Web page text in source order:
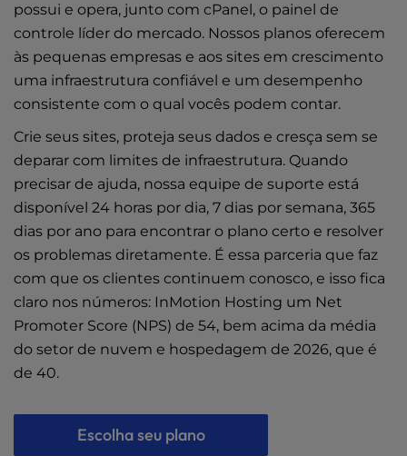
possui e opera, junto com cPanel, o painel de
controle líder do mercado. Nossos planos oferecem
às pequenas empresas e aos sites em crescimento
uma infraestrutura confiável e um desempenho
consistente com o qual vocês podem contar.
Crie seus sites, proteja seus dados e cresça sem se
deparar com limites de infraestrutura. Quando
precisar de ajuda, nossa equipe de suporte está
disponível 24 horas por dia, 7 dias por semana, 365
dias por ano para encontrar o plano certo e resolver
os problemas diretamente. É essa parceria que faz
com que os clientes continuem conosco, e isso fica
claro nos números: InMotion Hosting um Net
Promoter Score (NPS) de 54, bem acima da média
do setor de nuvem e hospedagem de 2026, que é
de 40.
Escolha seu plano